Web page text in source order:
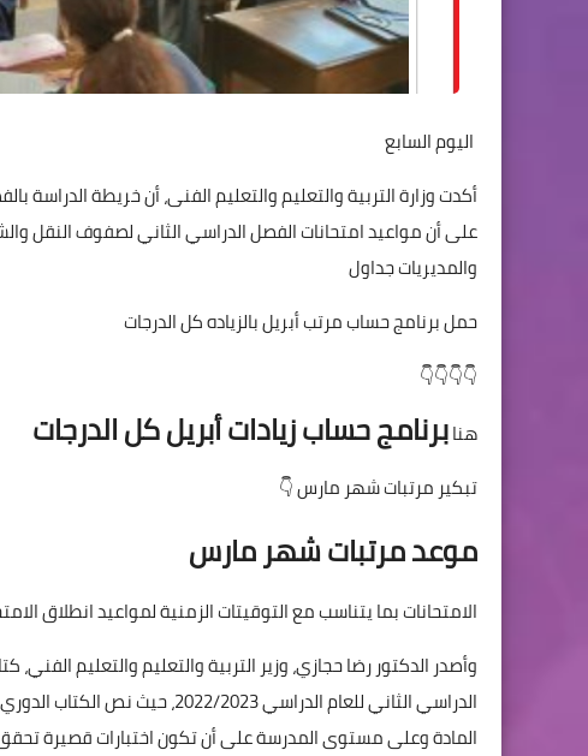
اليوم السابع
أكدت وزارة التربية والتعليم والتعليم الفنى، أن خريطة
والمديريات جداول
حمل برنامج حساب مرتب أبريل بالزياده كل الدرجات
👇👇👇👇
هنابرنامج حساب زيادات أبريل كل الدرجات
تبكير مرتبات شهر مارس 👇
موعد مرتبات شهر مارس
الامتحانات بما يتناسب مع التوقيتات الزمنية لمواعيد انطلاق الامتحانات
وأصدر الدكتور رضا حجازي، وزير التربية والتعليم والتعليم
الدراسي الثاني للعام الدراسي
المادة وعلى مستوى المدرسة على أن تكون اختبارات قصيرة